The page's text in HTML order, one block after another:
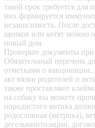
такой срок требуется
них формируется
независимость. После
щенков или котят можно
новый дом.
Проверьте документы
Обязательный перечень
отметками о
акт вязки родителей и
также проставляют
на собаку вы можете
породистого котика
родословная (метрика),
дегельминтизации,